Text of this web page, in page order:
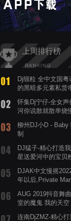
上周排行榜
Dj细粒 全中文国
的黑暗多元素私货
怀集Dj宁仔-全女
河你说散就散串烧
柳州DJ小D - Baby
制
DJ猛子-精心打造
星送爱河中的宝贝
DJAK中文慢摇
年以后,Private
AUG 2019抖音舞
堂的魔鬼 我的天
连南DjZMZ-精心